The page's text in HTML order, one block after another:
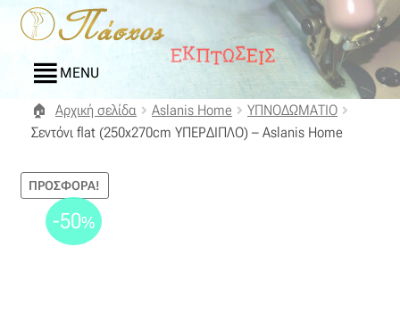
Απευθείας
μετάβαση
στην
πλοήγηση
Μετάβαση
σε
περιεχόμενο
MENU
Αρχική
Compare
Αρχική σελίδα Aslanis Home
ΥΠΝΟΔΩΜΑΤΙΟ
Σεντόνι flat (250x270cm ΥΠΕΡΔΙΠΛΟ) – Aslanis Home
ΠΡΟΣΦΟΡΆ!
-50%